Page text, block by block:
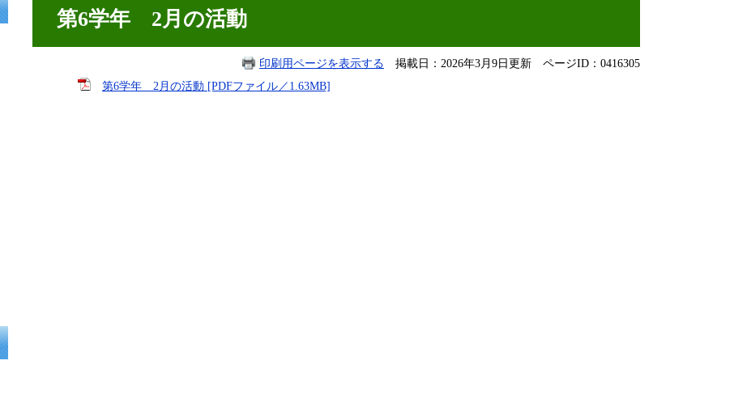
第6学年 2月の活動
印刷用ページを表示する 掲載日：2026年3月9日更新 ページID：0416305
第6学年 2月の活動 [PDFファイル／1.63MB]